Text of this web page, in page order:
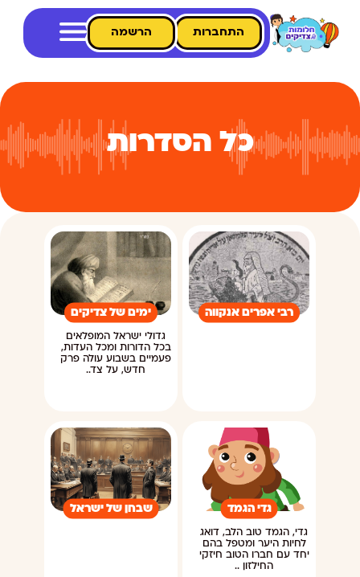
התחברות הרשמה
כל הסדרות
רבי אפרים אנקווה ימים של צדיקים
גדולי ישראל המופלאים
בכל הדורות ומכל העדות,
פעמיים בשבוע עולה פרק
חדש, על צד..
גדי הגמד
גדי, הגמד טוב הלב, דואג
לחיות היער ומטפל בהם
יחד עם חברו הטוב חיזקי
החילזון ..
שבחן של ישראל